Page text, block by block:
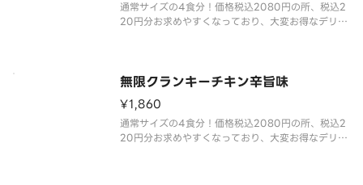
通常サイズの4食分！価格税込2080円の所、税込2
20円分お求めやすくなっており、大変お得なデリバ
無限クランキーチキン辛旨味
¥1,860
通常サイズの4食分！価格税込2080円の所、税込2
20円分お求めやすくなっており、大変お得なデリバ